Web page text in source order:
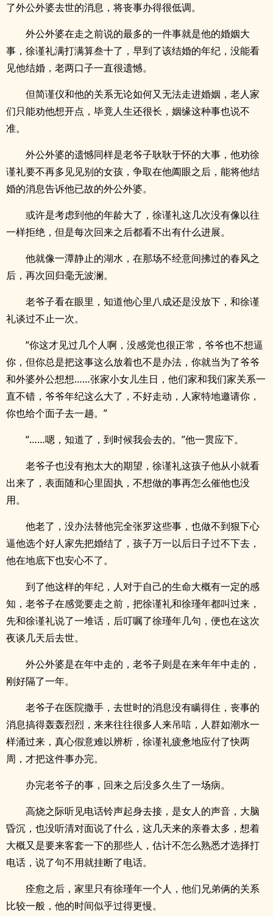
了外公外婆去世的消息，将丧事办得很低调。
外公外婆在走之前说的最多的一件事就是他的婚姻大
事，徐谨礼满打满算叁十了，早到了该结婚的年纪，没能看
见他结婚，老两口子一直很遗憾。
但简谨仪和他的关系无论如何又无法走进婚姻，老人家
们只能劝他想开点，毕竟人生还很长，姻缘这种事也说不
准。
外公外婆的遗憾同样是老爷子耿耿于怀的大事，他劝徐
谨礼要不再多见见别的女孩，争取在他阖眼之后，能将他结
婚的消息告诉他已故的外公外婆。
或许是考虑到他的年龄大了，徐谨礼这几次没有像以往
一样拒绝，但是每次回来之后都看不出有什么进展。
他就像一潭静止的湖水，在那场不经意间拂过的春风之
后，再次回归毫无波澜。
老爷子看在眼里，知道他心里八成还是没放下，和徐谨
礼谈过不止一次。
“你这才见过几个人啊，没感觉也很正常，爷爷也不想逼
你，但你总是把这事这么放着也不是办法，你就当为了爷爷
和外婆外公想想……张家小女儿生日，他们家和我们家关系一
直不错，爷爷年纪这么大了，不好走动，人家特地邀请你，
你也给个面子去一趟。”
“……嗯，知道了，到时候我会去的。”他一贯应下。
老爷子也没有抱太大的期望，徐谨礼这孩子他从小就看
出来了，表面随和心里固执，不想做的事再怎么催他也没
用。
他老了，没办法替他完全张罗这些事，也做不到狠下心
逼他选个好人家先把婚结了，孩子万一以后日子过不下去，
他在地底下也安心不了。
到了他这样的年纪，人对于自己的生命大概有一定的感
知，老爷子在感觉要走之前，把徐谨礼和徐瑾年都叫过来，
先和徐谨礼说了一堆话，后叮嘱了徐瑾年几句，便也在这次
夜谈几天后去世。
外公外婆是在年中走的，老爷子则是在来年年中走的，
刚好隔了一年。
老爷子在医院撒手，去世时的消息没有瞒得住，丧事的
消息搞得轰轰烈烈，来来往往很多人来吊唁，人群如潮水一
样涌过来，真心假意难以辨析，徐谨礼疲惫地应付了快两
周，才把这件事办完。
办完老爷子的事，回来之后没多久生了一场病。
高烧之际听见电话铃声起身去接，是女人的声音，大脑
昏沉，也没听清对面说了什么，这几天来的亲眷太多，想着
大概又是要来客套一下的那些人，估计不怎么熟悉才选择打
电话，说了句不用就挂断了电话。
痊愈之后，家里只有徐瑾年一个人，他们兄弟俩的关系
比较一般，他的时间似乎过得更慢。